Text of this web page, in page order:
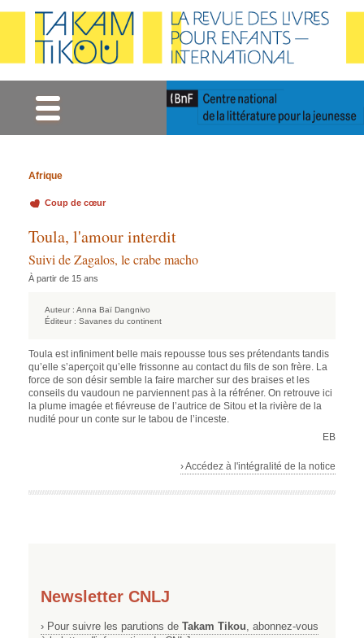
Afrique
Coup de cœur
Toula, l'amour interdit
Suivi de Zagalos, le crabe macho
À partir de 15 ans
Auteur : Anna Baï Dangnivo
Éditeur : Savanes du continent
Toula est infiniment belle mais repousse tous ses prétendants tandis
qu’elle s’aperçoit qu’elle frissonne au contact du fils de son frère. La
force de son désir semble la faire marcher sur des braises et les
conseils du vaudoun ne parviennent pas à la réfréner. On retrouve ici
la plume imagée et fiévreuse de l’autrice de Sitou et la rivière de la
nudité pour un conte sur le tabou de l’inceste.
EB
› Accédez à l'intégralité de la notice
Newsletter CNLJ
› Pour suivre les parutions de Takam Tikou, abonnez-vous